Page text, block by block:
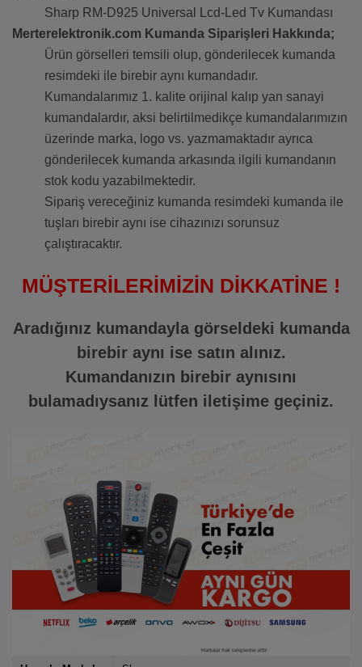
Sharp RM-D925 Universal Lcd-Led Tv Kumandası
Merterelektronik.com Kumanda Siparişleri Hakkında;
Ürün görselleri temsili olup, gönderilecek kumanda
resimdeki ile birebir aynı kumandadır.
Kumandalarımız 1. kalite orijinal kalıp yan sanayi
kumandalardır, aksi belirtilmedikçe kumandalarımızın
üzerinde marka, logo vs. yazmamaktadır ayrıca
gönderilecek kumanda arkasında ilgili kumandanın
stok kodu yazabilmektedir.
Sipariş vereceğiniz kumanda resimdeki kumanda ile
tuşları birebir aynı ise cihazınızı sorunsuz
çalıştıracaktır.
MÜŞTERİLERİMİZİN DİKKATİNE !
Aradığınız kumandayla görseldeki kumanda
birebir aynı ise satın alınız.
Kumandanızın birebir aynısını
bulamadıysanız lütfen iletişime geçiniz.